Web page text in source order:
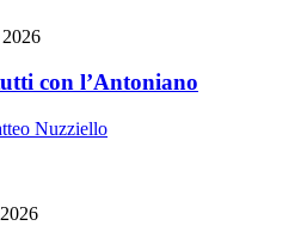
con l’Antoniano